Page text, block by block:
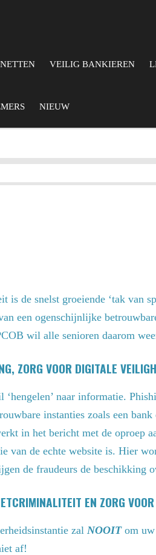
VEILIG BANKIEREN
NIEUW
is de snelst groeiende ‘tak van
een ogenschijnlijke
wil alle senioren daarom
ZORG VOOR DIGITALE
‘hengelen’ naar informatie.
instanties zoals een
in het bericht met de oproep
van de echte website is. Hier
de fraudeurs de beschikking
EN ZORG
zal NOOIT om
af!